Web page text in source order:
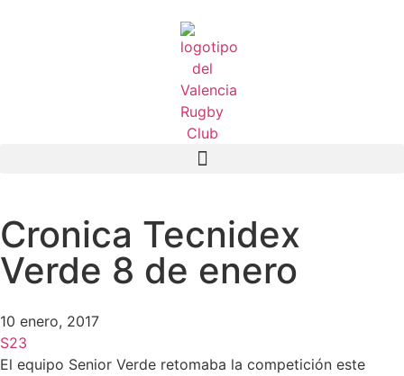
Cronica Tecnidex
Verde 8 de enero
10 enero, 2017
S23
El equipo Senior Verde retomaba la competición este